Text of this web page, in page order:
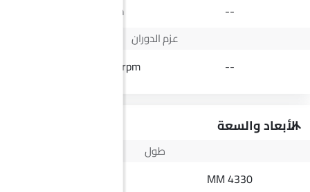
--
164Hp@3400rpm
عزم الدوران
--
430Nm@1600-2200rpm
الأبعاد والسعة
طول
4330 MM